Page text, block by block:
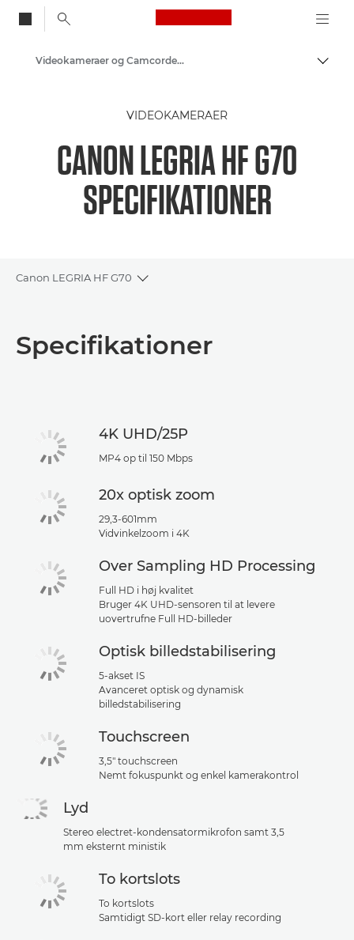
Canon Logo, back
Skift
Videokameraer og Camcordere
VIDEOKAMERAER
CANON LEGRIA HF G70
SPECIFIKATIONER
Canon LEGRIA HF G70
Toggle breadcrumbs
Specifikationer
Specifikationer
4K UHD/25P
MP4 op til 150 Mbps
20x optisk zoom
29,3-601mm
Vidvinkelzoom i 4K
Over Sampling HD Processing
Full HD i høj kvalitet
Bruger 4K UHD-sensoren til at levere
uovertrufne Full HD-billeder
Optisk billedstabilisering
5-akset IS
Avanceret optisk og dynamisk
billedstabilisering
Touchscreen
3,5" touchscreen
Nemt fokuspunkt og enkel kamerakontrol
Lyd
Stereo electret-kondensatormikrofon samt 3,5
mm eksternt ministik
To kortslots
To kortslots
Samtidigt SD-kort eller relay recording